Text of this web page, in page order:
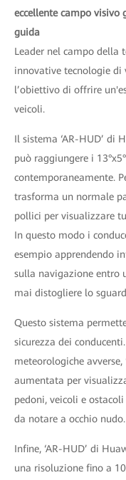
eccellente campo visivo
guida
Leader nel campo della
innovative tecnologie di
l’obiettivo di offrire
veicoli.
Il sistema ‘AR-HUD’ di
può raggiungere i
contemporaneamente.
trasforma un normale
pollici per visualizzare
In questo modo i
esempio apprendendo
sulla navigazione entro
mai distogliere lo
Questo sistema
sicurezza dei
meteorologiche avverse,
aumentata per
pedoni, veicoli e
da notare a occhio nudo.
Infine, ‘AR-HUD’ di
una risoluzione fino a